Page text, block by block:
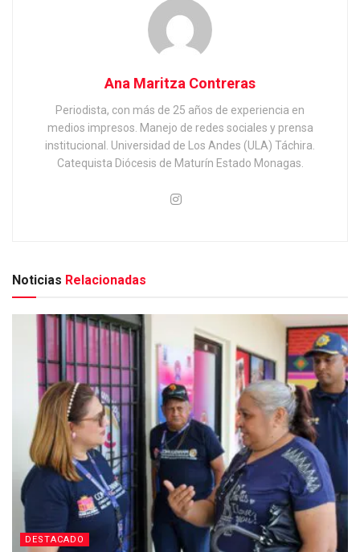
Ana Maritza Contreras
Periodista, con más de 25 años de experiencia en
medios impresos. Manejo de redes sociales y prensa
institucional. Universidad de Los Andes (ULA) Táchira.
Catequista Diócesis de Maturín Estado Monagas.
Noticias Relacionadas
DESTACADO